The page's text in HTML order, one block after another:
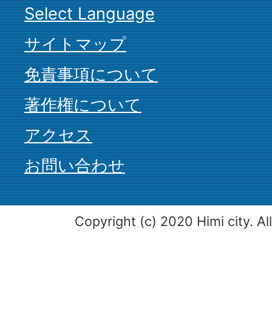
Select Language
サイトマップ
免責事項について
著作権について
アクセス
お問い合わせ
Copyright (c) 2020 Himi city.